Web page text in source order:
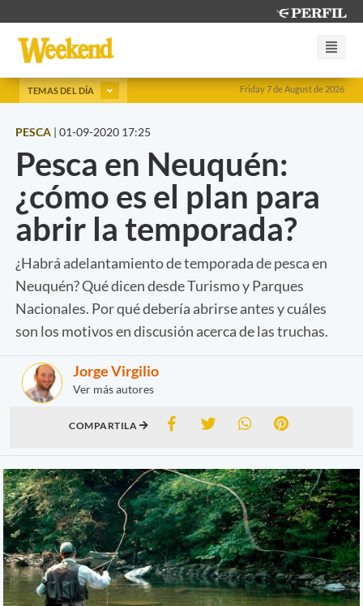
Friday 7 de August de 2026
TEMAS DEL DÍA
PESCA | 01-09-2020 17:25
Pesca en Neuquén:
¿cómo es el plan para
abrir la temporada?
¿Habrá adelantamiento de temporada de pesca en
Neuquén? Qué dicen desde Turismo y Parques
Nacionales. Por qué debería abrirse antes y cuáles
son los motivos en discusión acerca de las truchas.
Jorge Virgilio
Ver más autores
COMPARTILA